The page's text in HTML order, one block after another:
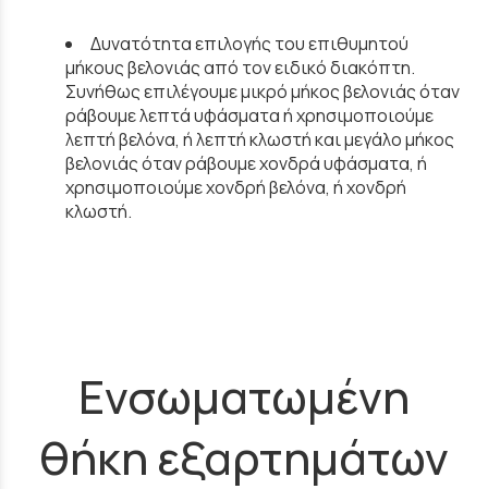
Δυνατότητα επιλογής του επιθυμητού
μήκους βελονιάς από τον ειδικό διακόπτη.
Συνήθως επιλέγουμε μικρό μήκος βελονιάς όταν
ράβουμε λεπτά υφάσματα ή χρησιμοποιούμε
λεπτή βελόνα, ή λεπτή κλωστή και μεγάλο μήκος
βελονιάς όταν ράβουμε χονδρά υφάσματα, ή
χρησιμοποιούμε χονδρή βελόνα, ή χονδρή
κλωστή.
Ενσωματωμένη
θήκη εξαρτημάτων